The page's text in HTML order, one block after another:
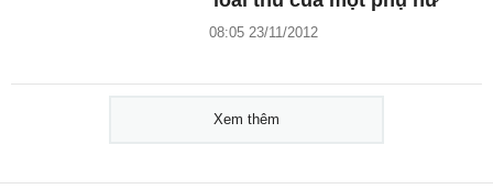
08:05 23/11/2012
Xem thêm